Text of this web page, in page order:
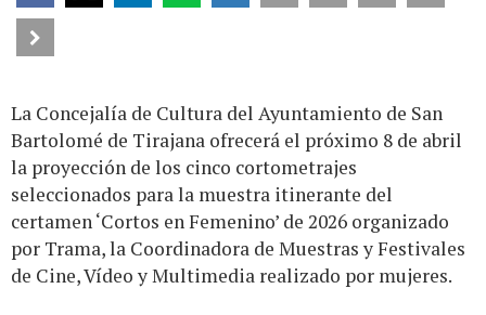
La Concejalía de Cultura del Ayuntamiento de San
Bartolomé de Tirajana ofrecerá el próximo 8 de abril
la proyección de los cinco cortometrajes
seleccionados para la muestra itinerante del
certamen ‘Cortos en Femenino’ de 2026 organizado
por Trama, la Coordinadora de Muestras y Festivales
de Cine, Vídeo y Multimedia realizado por mujeres.